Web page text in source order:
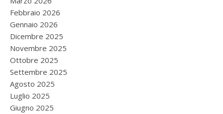
Febbraio 2026
Gennaio 2026
Dicembre 2025
Novembre 2025
Ottobre 2025
Settembre 2025
Agosto 2025
Luglio 2025
Giugno 2025